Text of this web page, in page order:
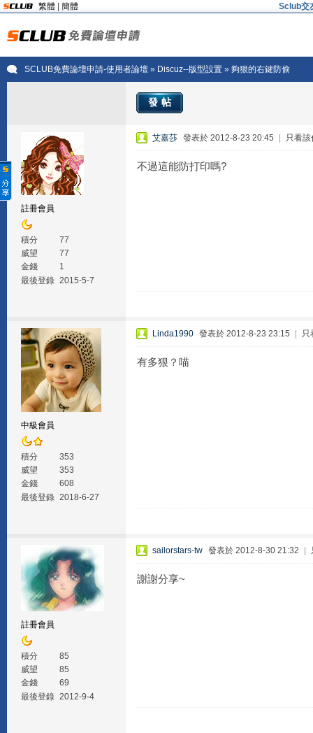
繁體 簡體 Sclub交
SCLUB免費論壇申請-使用者論壇» Discuz--版型設置» 夠狠的右鍵防偷
發帖
註冊會員
積分
77
威望
77
金錢
1
最後登錄 2015-5-7
艾嘉莎 發表於 2012-8-23 20:45 只看該
不過這能防打印嗎?
中級會員
積分
353
威望
353
金錢
608
最後登錄 2018-6-27
Linda1990 發表於 2012-8-23 23:15 只
有多狠？喵
註冊會員
積分
85
威望
85
金錢
69
最後登錄 2012-9-4
sailorstars-tw 發表於 2012-8-30 21:32
謝謝分享~